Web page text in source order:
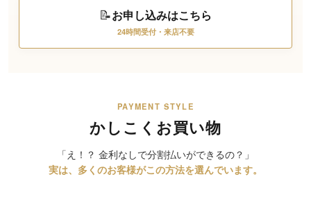
📝お申し込みはこちら
24時間受付・来店不要
PAYMENT STYLE
かしこくお買い物
「え！？ 金利なしで分割払いができるの？」
実は、多くのお客様がこの方法を選んでいます。